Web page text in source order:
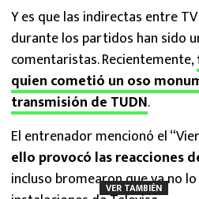
Y es que las indirectas entre
durante los partidos han sido
comentaristas. Recientemente,
quien cometió un oso
transmisión de TUDN.
El entrenador mencionó el
ello provocó las reacciones
incluso bromearon que ya no
VER TAMBIÉN